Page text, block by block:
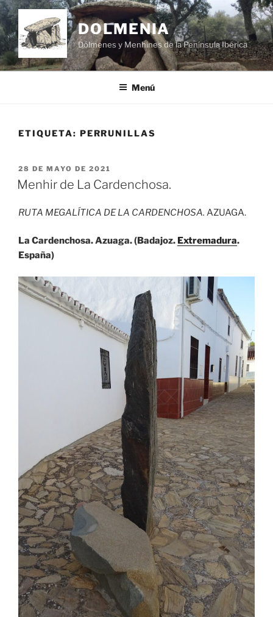
Saltar
al
contenido
DOLMENIA
Dólmenes y Menhines de la Península Ibérica
Menú
ETIQUETA: PERRUNILLAS
PUBLICADO
EL
28 DE MAYO DE 2021
Menhir de La Cardenchosa.
RUTA MEGALÍTICA DE LA CARDENCHOSA. AZUAGA.
La Cardenchosa. Azuaga. (Badajoz. Extremadura.
España)